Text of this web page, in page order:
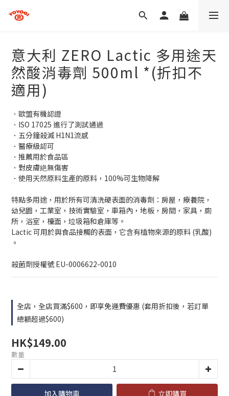
意大利 ZERO Lactic 多用途天
然酸消毒劑 500ml *(折扣不
適用)
．歐盟有機認證
．ISO 17025 進行了測試通過
．五分鐘殺滅 H1N1流感
．醫療級認可
．推薦用於食品區
．對皮膚絶無傷害
．使用天然原料生產的原料，100%可生物降解
特點多用途，用於所有可清洗硬表面的消毒劑：房屋，療養院，
幼兒園，工業室，技術實驗室，車箱內，地板，房間，家具，廁
所，浴室，檯面，垃圾箱和倉庫等。
Lactic 可用於與食品接觸的表面，它含有植物來源的原料 (乳酸)
。
殺菌劑授權號 EU-0006622-0010
全店，全店買滿$600，即享免運費優惠 (套用折扣後，若訂單
總額超過$600)
HK$149.00
數量
加入購物車 立即購買